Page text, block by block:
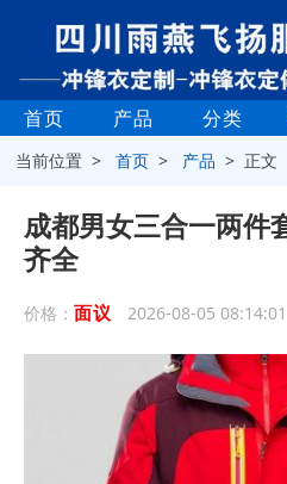
首页 产品 分类
当前位置 >首页 > 产品 > 正文
成都男女三合一两件
齐全
价格： 面议 2026-08-05